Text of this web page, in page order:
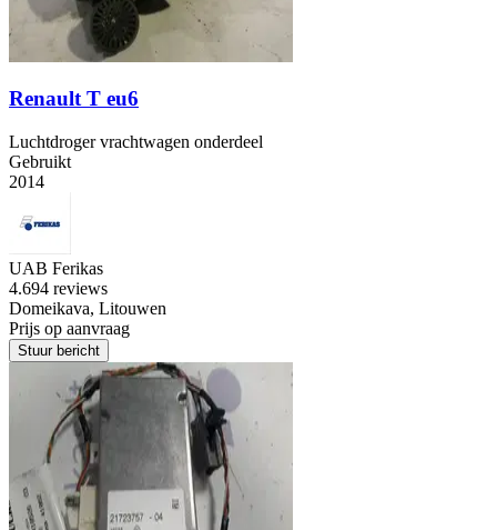
Renault T eu6
Luchtdroger vrachtwagen onderdeel
Gebruikt
2014
UAB Ferikas
4.694 reviews
Domeikava, Litouwen
Prijs op aanvraag
Stuur bericht